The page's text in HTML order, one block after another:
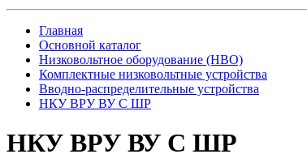
Главная
Основной каталог
Низковольтное оборудование (НВО)
Комплектные низковольтные устройства
Вводно-распределительные устройства
НКУ ВРУ ВУ С ШР
НКУ ВРУ ВУ С ШР